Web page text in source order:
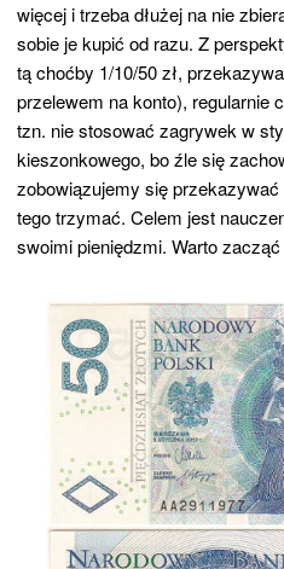
więcej i trzeba dłużej na nie
sobie je kupić od razu. Z
tą choćby 1/10/50 zł,
przelewem na konto), regularnie
tzn. nie stosować zagrywek w
kieszonkowego, bo źle się
zobowiązujemy się
tego trzymać. Celem jest
swoimi pieniędzmi. Warto